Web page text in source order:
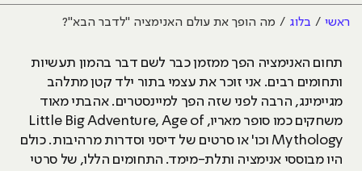
ראשי בלוג מה הופך את עולם האנימציה "לדבר הבא"?
תחום האנימציה הפך ממזמן כבר לשם דבר בהמון תעשיות
ותחומים רבים. אני זוכר את עצמי בתור ילד קטן מתלהב
מגיימינג, הרבה לפני שזה הפך למיינסטרים. אהבתי מאוד
משחקים כמו סופר מאריו, Little Big Adventure, Age of
Mythology וכו' או סרטים של דיסני וסדרות מרהיבות. כולם
היו מבוססי אנימציה ותלת-מימד. התחומים הללו, של סרטי